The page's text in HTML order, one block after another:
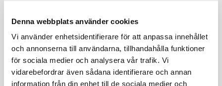
Denna webbplats använder cookies
Vi använder enhetsidentifierare för att anpassa innehållet
och annonserna till användarna, tillhandahålla funktioner
för sociala medier och analysera vår trafik. Vi
vidarebefordrar även sådana identifierare och annan
information från din enhet till de sociala medier och
Specifikation
Beskrivning
Art. nr:8541000